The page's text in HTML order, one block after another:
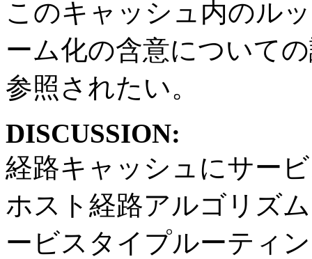
このキャッシュ内のル
ーム化の含意について
参照されたい。
DISCUSSION:
経路キャッシュにサー
ホスト経路アルゴリズ
ービスタイプルーティ